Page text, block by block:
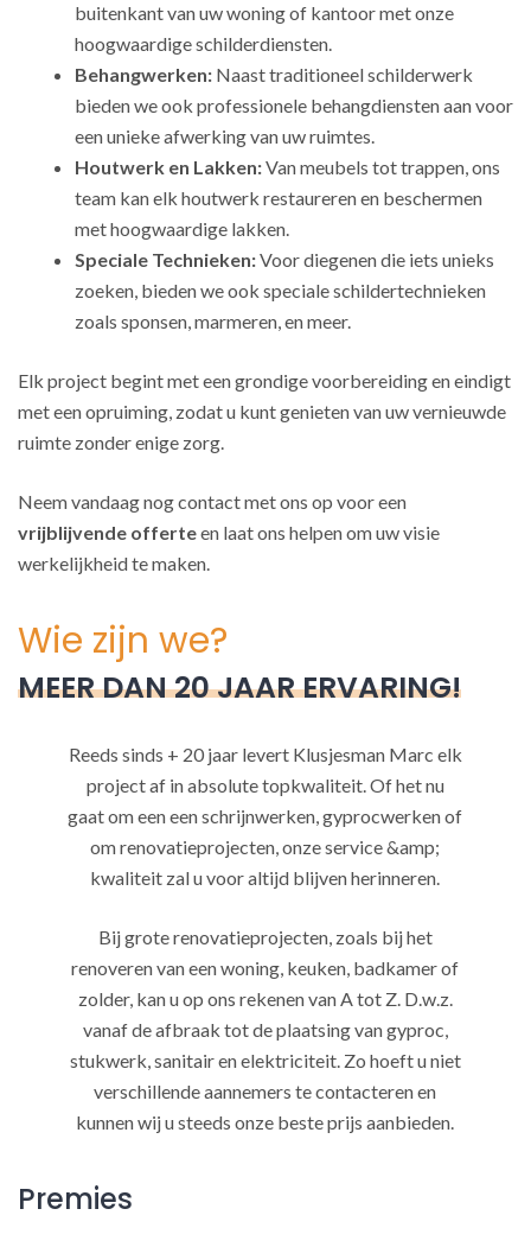
buitenkant van uw woning of kantoor met onze
hoogwaardige schilderdiensten.
Behangwerken: Naast traditioneel schilderwerk
bieden we ook professionele behangdiensten aan voor
een unieke afwerking van uw ruimtes.
Houtwerk en Lakken:Van meubels tot trappen, ons
team kan elk houtwerk restaureren en beschermen
met hoogwaardige lakken.
Speciale Technieken:Voor diegenen die iets unieks
zoeken, bieden we ook speciale schildertechnieken
zoals sponsen, marmeren, en meer.
Elk project begint met een grondige voorbereiding en eindigt
met een opruiming, zodat u kunt genieten van uw vernieuwde
ruimte zonder enige zorg.
Neem vandaag nog contact met ons op voor een
vrijblijvende offerteen laat ons helpen om uw visie
werkelijkheid te maken.
Wie zijn we?
MEER DAN 20 JAAR ERVARING!
Reeds sinds + 20 jaar levert Klusjesman Marc elk
project af in absolute topkwaliteit. Of het nu
gaat om een een schrijnwerken, gyprocwerken of
om renovatieprojecten, onze service &amp;
kwaliteit zal u voor altijd blijven herinneren.
Bij grote renovatieprojecten, zoals bij het
renoveren van een woning, keuken, badkamer of
zolder, kan u op ons rekenen van A tot Z. D.w.z.
vanaf de afbraak tot de plaatsing van gyproc,
stukwerk, sanitair en elektriciteit. Zo hoeft u niet
verschillende aannemers te contacteren en
kunnen wij u steeds onze beste prijs aanbieden.
Premies